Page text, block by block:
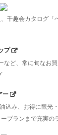
千趣会カタログ「
プ
など、常に旬なお
ー
込み、お得に観光
プランまで充実の